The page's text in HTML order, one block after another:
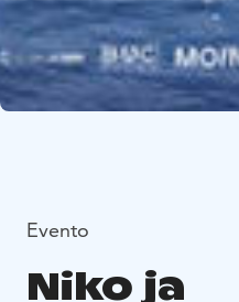
Evento
Niko ja